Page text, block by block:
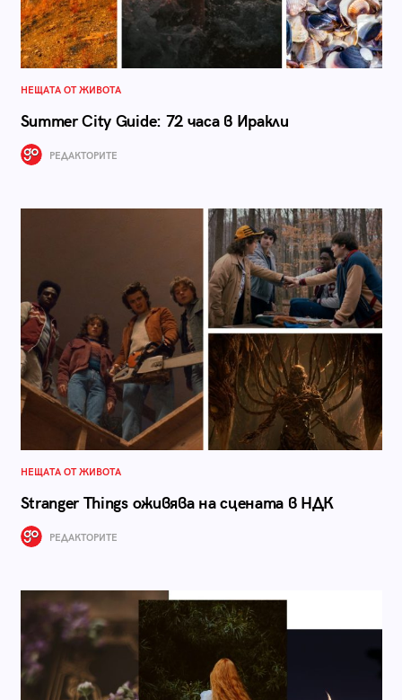
НЕЩАТА ОТ ЖИВОТА
Summer City Guide: 72 часа в Иракли
РЕДАКТОРИТЕ
НЕЩАТА ОТ ЖИВОТА
Stranger Things оживява на сцената в НДК
РЕДАКТОРИТЕ